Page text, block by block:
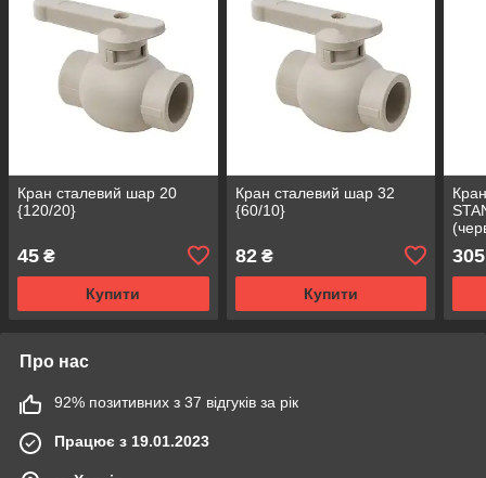
Кран сталевий шар 20
{120/20}
45 ₴
Купити
Кран сталевий шар 32
{60/10}
82₴
Купити
305
Про нас
92% позитивних з 37 відгуків за рік
Працює з 19.01.2023